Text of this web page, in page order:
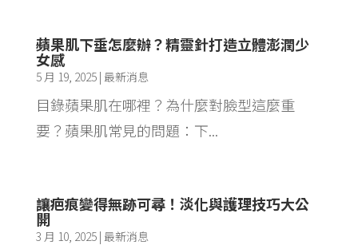
蘋果肌下垂怎麼辦？精靈針打造立體澎潤少
女感
5 月 19, 2025| 最新消息
目錄蘋果肌在哪裡？為什麼對臉型這麼重
要？蘋果肌常見的問題：下...
讓疤痕變得無跡可尋！淡化與護理技巧大公
開
3 月 10, 2025| 最新消息